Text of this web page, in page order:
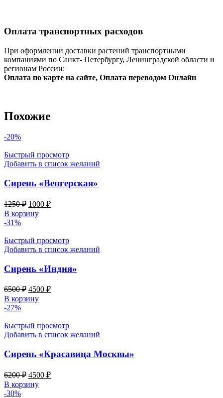
Оплата транспортных расходов
При оформлении доставки растений транспортными
компаниями по Санкт- Петербургу, Ленинградской области и
регионам России:
Оплата по карте на сайте, Оплата переводом Онлайн
Похожие
-20%
Быстрый просмотр
Добавить в список желаний
Сирень «Венгерская»
1250₽ Первоначальная
цена
составляла
1000 ₽Текущая
В корзину
-31%
Быстрый просмотр
Добавить в список желаний
Сирень «Индия»
6500₽ Первоначальная
цена
составляла
4500 ₽Текущая
В корзину
-27%
Быстрый просмотр
Добавить в список желаний
Сирень «Красавица Москвы»
6200₽ Первоначальная
цена
составляла
4500 ₽Текущая
В корзину
-30%